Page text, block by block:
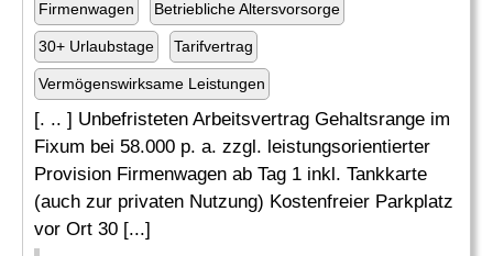
Firmenwagen Betriebliche Altersvorsorge
30+ Urlaubstage Tarifvertrag
Vermögenswirksame Leistungen
[. .. ] Unbefristeten Arbeitsvertrag Gehaltsrange im
Fixum bei 58.000 p. a. zzgl. leistungsorientierter
Provision Firmenwagen ab Tag 1 inkl. Tankkarte
(auch zur privaten Nutzung) Kostenfreier Parkplatz
vor Ort 30 [...]